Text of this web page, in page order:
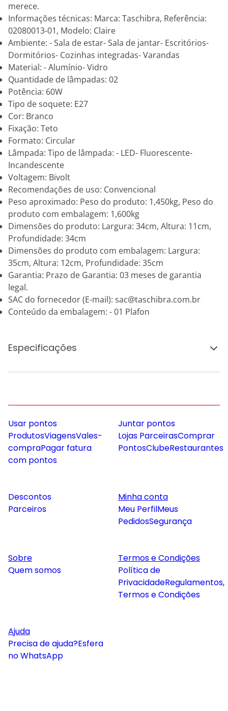
merece.
Informações técnicas: Marca: Taschibra, Referência:
02080013-01, Modelo: Claire
Ambiente: - Sala de estar- Sala de jantar- Escritórios-
Dormitórios- Cozinhas integradas- Varandas
Material: - Alumínio- Vidro
Quantidade de lâmpadas: 02
Potência: 60W
Tipo de soquete: E27
Cor: Branco
Fixação: Teto
Formato: Circular
Lâmpada: Tipo de lâmpada: - LED- Fluorescente-
Incandescente
Voltagem: Bivolt
Recomendações de uso: Convencional
Peso aproximado: Peso do produto: 1,450kg, Peso do
produto com embalagem: 1,600kg
Dimensões do produto: Largura: 34cm, Altura: 11cm,
Profundidade: 34cm
Dimensões do produto com embalagem: Largura:
35cm, Altura: 12cm, Profundidade: 35cm
Garantia: Prazo de Garantia: 03 meses de garantia
legal.
SAC do fornecedor (E-mail): sac@taschibra.com.br
Conteúdo da embalagem: - 01 Plafon
Especificações
Usar pontos
ProdutosViagensVales-
compraPagar fatura
com pontos
Juntar pontos
Lojas ParceirasComprar
PontosClubeRestaurantes
Descontos
Parceiros
Minha conta
Meu PerfilMeus
PedidosSegurança
Sobre
Quem somos
Termos e Condições
Política de
PrivacidadeRegulamentos,
Termos e Condições
Ajuda
Precisa de ajuda?Esfera
no WhatsApp